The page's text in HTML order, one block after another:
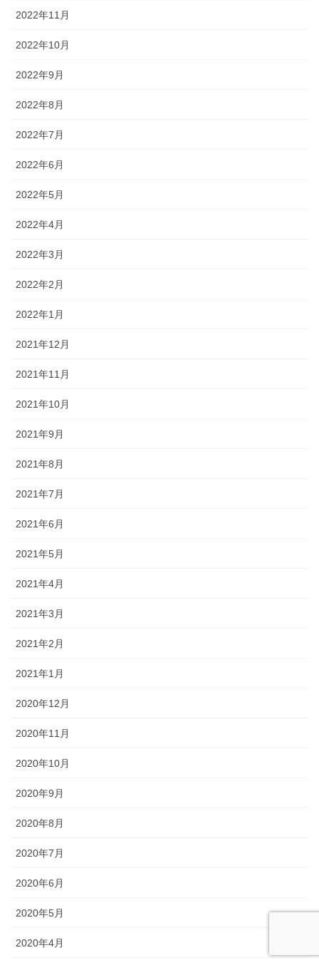
2022年11月
2022年10月
2022年9月
2022年8月
2022年7月
2022年6月
2022年5月
2022年4月
2022年3月
2022年2月
2022年1月
2021年12月
2021年11月
2021年10月
2021年9月
2021年8月
2021年7月
2021年6月
2021年5月
2021年4月
2021年3月
2021年2月
2021年1月
2020年12月
2020年11月
2020年10月
2020年9月
2020年8月
2020年7月
2020年6月
2020年5月
2020年4月